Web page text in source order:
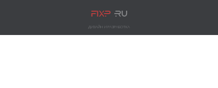
ДИЗАЙН И РАЗРАБОТКА